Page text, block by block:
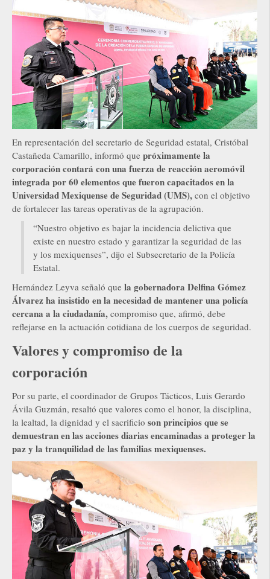
En representación del secretario de Seguridad estatal, Cristóbal
Castañeda Camarillo, informó que próximamente la
corporación contará con una fuerza de reacción aeromóvil
integrada por 60 elementos que fueron capacitados en la
Universidad Mexiquense de Seguridad (UMS), con el objetivo
de fortalecer las tareas operativas de la agrupación.
“Nuestro objetivo es bajar la incidencia delictiva que
existe en nuestro estado y garantizar la seguridad de las
y los mexiquenses”, dijo el Subsecretario de la Policía
Estatal.
Hernández Leyva señaló que la gobernadora Delfina Gómez
Álvarez ha insistido en la necesidad de mantener una policía
cercana a la ciudadanía, compromiso que, afirmó, debe
reflejarse en la actuación cotidiana de los cuerpos de seguridad.
Valores y compromiso de la
corporación
Por su parte, el coordinador de Grupos Tácticos, Luis Gerardo
Ávila Guzmán, resaltó que valores como el honor, la disciplina,
la lealtad, la dignidad y el sacrificio son principios que se
demuestran en las acciones diarias encaminadas a proteger la
paz y la tranquilidad de las familias mexiquenses.